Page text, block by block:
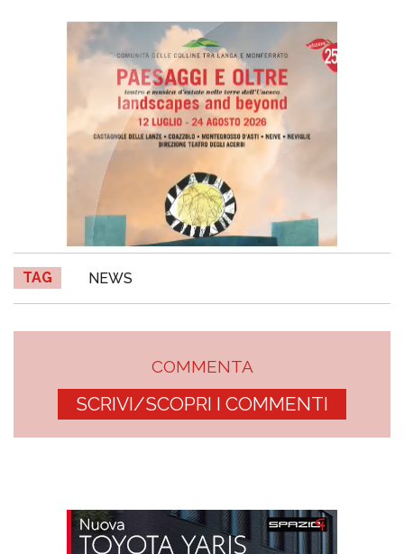
TAG NEWS
COMMENTA
SCRIVI/SCOPRI I COMMENTI